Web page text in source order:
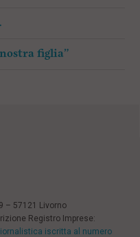
figlia”
– 57121 Livorno
Registro Imprese:
iscritta al numero